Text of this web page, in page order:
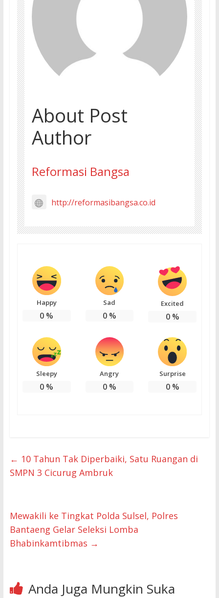
About Post
Author
Reformasi Bangsa
http://reformasibangsa.co.id
Happy
0 %
Sad
0%
Excited
0%
Sleepy
0 %
Angry
0%
Surprise
0%
← 10 Tahun Tak Diperbaiki, Satu Ruangan di
SMPN 3 Cicurug Ambruk
Mewakili ke Tingkat Polda Sulsel, Polres
Bantaeng Gelar Seleksi Lomba
Bhabinkamtibmas →
Anda Juga Mungkin Suka